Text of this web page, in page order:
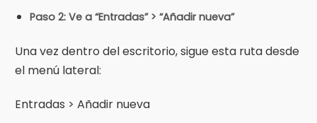
Paso 2: Ve a “Entradas” > “Añadir nueva”
Una vez dentro del escritorio, sigue esta ruta desde
el menú lateral:
Entradas > Añadir nueva